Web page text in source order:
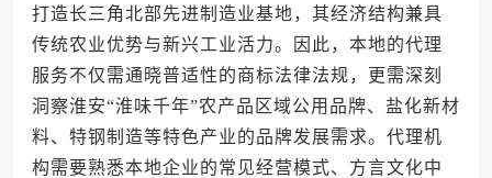
打造长三角北部先进制造业基地，其经济结构兼具
传统农业优势与新兴工业活力。因此，本地的代理
服务不仅需通晓普适性的商标法律法规，更需深刻
洞察淮安“淮味千年”农产品区域公用品牌、盐化新材
料、特钢制造等特色产业的品牌发展需求。代理机
构需要熟悉本地企业的常见经营模式、方言文化中